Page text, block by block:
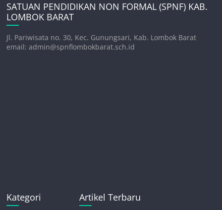
SATUAN PENDIDIKAN NON FORMAL (SPNF) KAB.
LOMBOK BARAT
Jl. Pariwisata no. 30, Kec. Gunungsari, Kab. Lombok Barat
email: admin@spnflombokbarat.sch.id
Kategori Artikel Terbaru